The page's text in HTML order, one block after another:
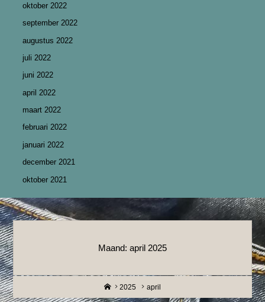
oktober 2022
september 2022
augustus 2022
juli 2022
juni 2022
april 2022
maart 2022
februari 2022
januari 2022
december 2021
oktober 2021
Maand: april 2025
Home
2025 april